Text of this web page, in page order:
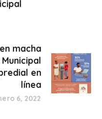
macha
en
línea
6, 2022